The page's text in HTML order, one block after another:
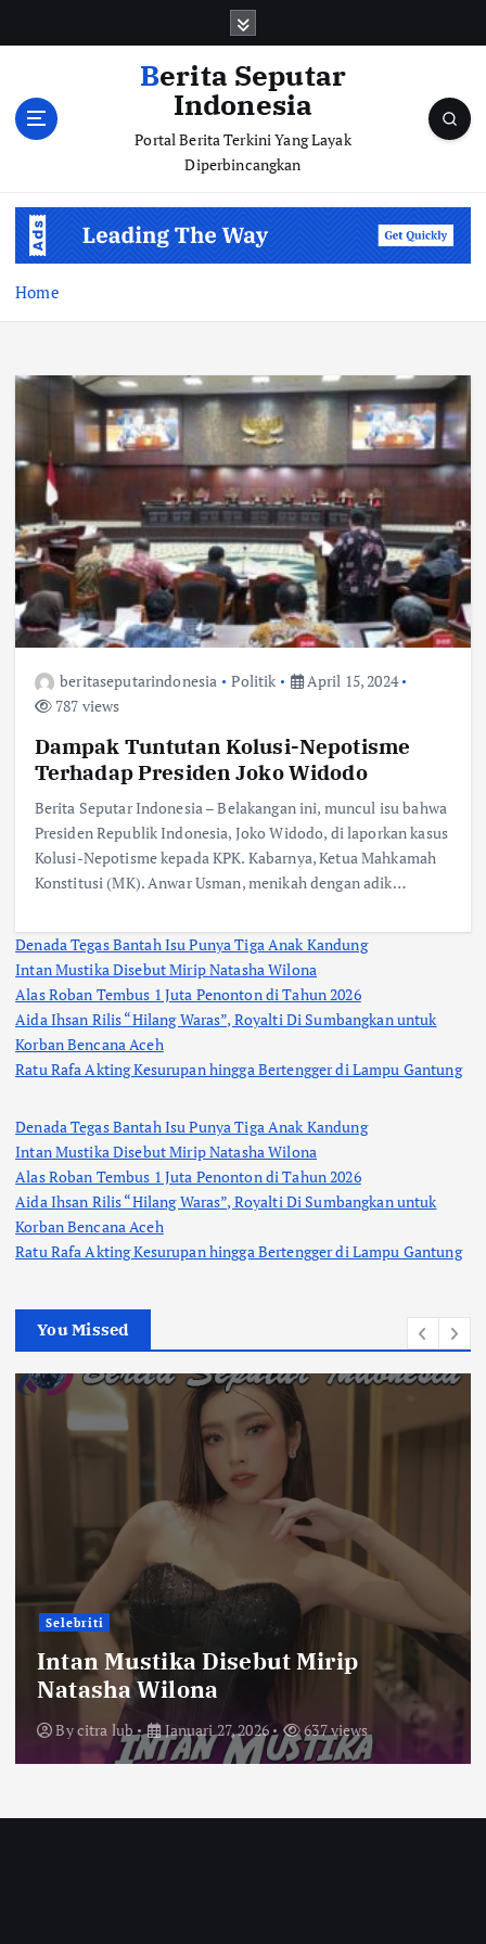
Berita Seputar
Indonesia
Portal Berita Terkini Yang Layak
Diperbincangkan
Home
beritaseputarindonesia Politik
April 15, 2024
787 views
Dampak Tuntutan Kolusi-Nepotisme
Terhadap Presiden Joko Widodo
Berita Seputar Indonesia – Belakangan ini, muncul isu bahwa
Presiden Republik Indonesia, Joko Widodo, di laporkan kasus
Kolusi-Nepotisme kepada KPK. Kabarnya, Ketua Mahkamah
Konstitusi (MK). Anwar Usman, menikah dengan adik…
Denada Tegas Bantah Isu Punya Tiga Anak Kandung
Intan Mustika Disebut Mirip Natasha Wilona
Alas Roban Tembus 1 Juta Penonton di Tahun 2026
Aida Ihsan Rilis “Hilang Waras”, Royalti Di Sumbangkan untuk
Korban Bencana Aceh
Ratu Rafa Akting Kesurupan hingga Bertengger di Lampu Gantung
Denada Tegas Bantah Isu Punya Tiga Anak Kandung
Intan Mustika Disebut Mirip Natasha Wilona
Alas Roban Tembus 1 Juta Penonton di Tahun 2026
Aida Ihsan Rilis “Hilang Waras”, Royalti Di Sumbangkan untuk
Korban Bencana Aceh
Ratu Rafa Akting Kesurupan hingga Bertengger di Lampu Gantung
You Missed
Selebriti
Intan Mustika Disebut Mirip
Natasha Wilona
Bycitra lub Januari 27, 2026 637 views